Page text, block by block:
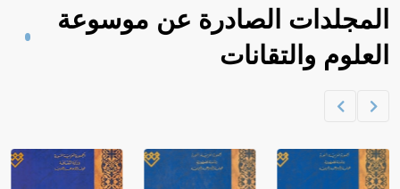
المجلدات الصادرة عن موسوعة
العلوم والتقانات